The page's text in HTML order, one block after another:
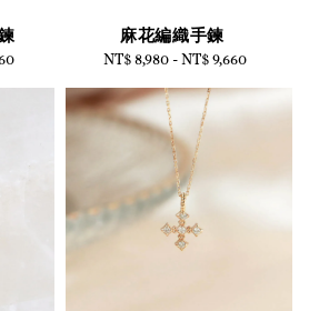
麻花編織手鍊
Regular
NT$ 8,980-NT$ 9,660